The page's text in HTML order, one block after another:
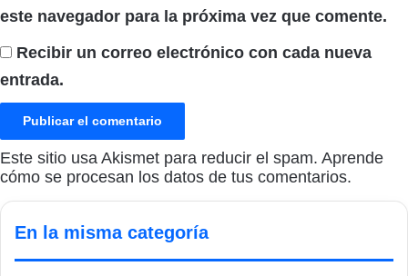
este navegador para la próxima vez que comente.
Recibir un correo electrónico con cada nueva
entrada.
Este sitio usa Akismet para reducir el spam. Aprende
cómo se procesan los datos de tus comentarios.
En la misma categoría